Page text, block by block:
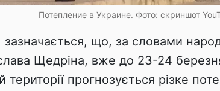
Потепление в Украине. Фото: скриншот
що, за словами
Щедріна, вже до 23-24
території прогнозується різке